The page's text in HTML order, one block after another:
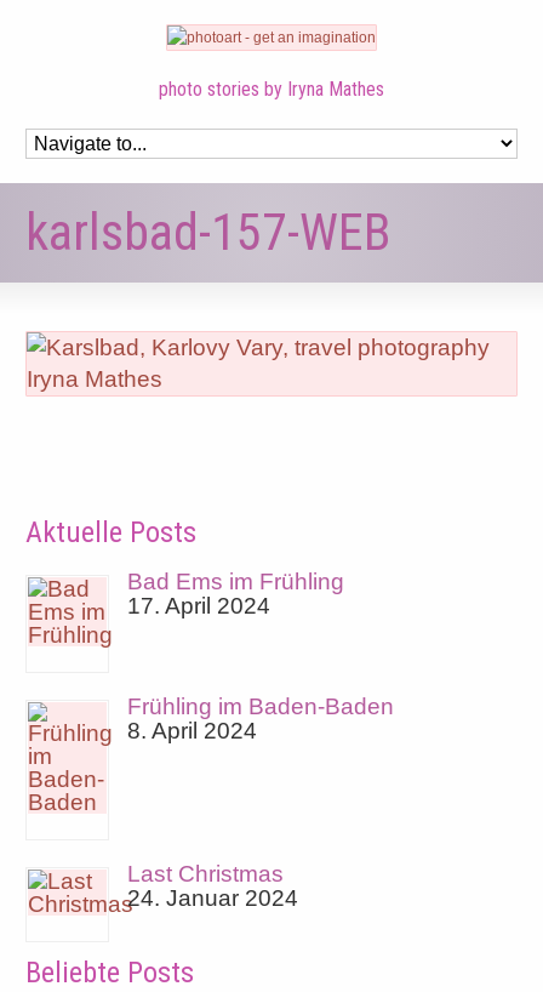
photo stories by Iryna Mathes
karlsbad-157-WEB
Aktuelle Posts
Bad Ems im Frühling
17. April 2024
Frühling im Baden-Baden
8. April 2024
Last Christmas
24. Januar 2024
Beliebte Posts